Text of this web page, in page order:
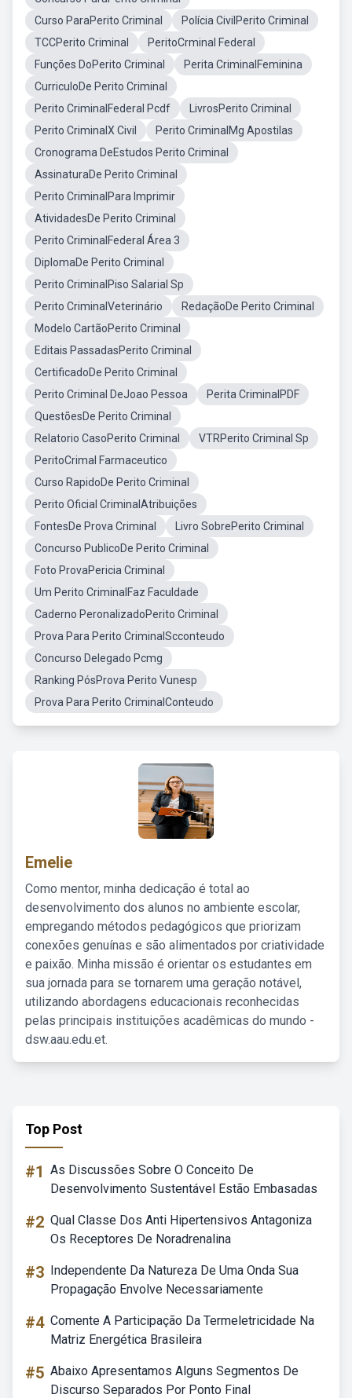
Curso ParaPerito Criminal
Polícia CivilPerito Criminal
TCCPerito Criminal
PeritoCrminal Federal
Funções DoPerito Criminal
Perita CriminalFeminina
CurriculoDe Perito Criminal
Perito CriminalFederal Pcdf
LivrosPerito Criminal
Perito CriminalX Civil
Perito CriminalMg Apostilas
Cronograma DeEstudos Perito Criminal
AssinaturaDe Perito Criminal
Perito CriminalPara Imprimir
AtividadesDe Perito Criminal
Perito CriminalFederal Área 3
DiplomaDe Perito Criminal
Perito CriminalPiso Salarial Sp
Perito CriminalVeterinário
RedaçãoDe Perito Criminal
Modelo CartãoPerito Criminal
Editais PassadasPerito Criminal
CertificadoDe Perito Criminal
Perito Criminal DeJoao Pessoa
Perita CriminalPDF
QuestõesDe Perito Criminal
Relatorio CasoPerito Criminal
VTRPerito Criminal Sp
PeritoCrimal Farmaceutico
Curso RapidoDe Perito Criminal
Perito Oficial CriminalAtribuições
FontesDe Prova Criminal
Livro SobrePerito Criminal
Concurso PublicoDe Perito Criminal
Foto ProvaPericia Criminal
Um Perito CriminalFaz Faculdade
Caderno PeronalizadoPerito Criminal
Prova Para Perito CriminalScconteudo
Concurso Delegado Pcmg
Ranking PósProva Perito Vunesp
Prova Para Perito CriminalConteudo
Emelie
Como mentor, minha dedicação é total ao
desenvolvimento dos alunos no ambiente escolar,
empregando métodos pedagógicos que priorizam
conexões genuínas e são alimentados por criatividade
e paixão. Minha missão é orientar os estudantes em
sua jornada para se tornarem uma geração notável,
utilizando abordagens educacionais reconhecidas
pelas principais instituições acadêmicas do mundo -
dsw.aau.edu.et.
Top Post
#1 As Discussões Sobre O Conceito De
Desenvolvimento Sustentável Estão Embasadas
#2 Qual Classe Dos Anti Hipertensivos Antagoniza
Os Receptores De Noradrenalina
#3 Independente Da Natureza De Uma Onda Sua
Propagação Envolve Necessariamente
#4 Comente A Participação Da Termeletricidade Na
Matriz Energética Brasileira
#5 Abaixo Apresentamos Alguns Segmentos De
Discurso Separados Por Ponto Final